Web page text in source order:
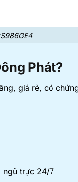
Phát?
giá rẻ, có
ngũ trực 24/7